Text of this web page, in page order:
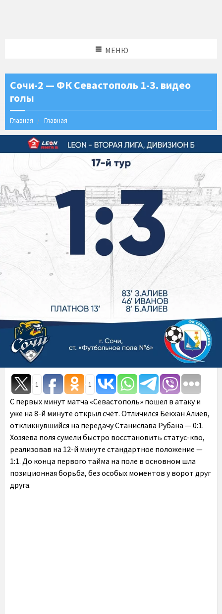
МЕНЮ
Сочи-2 — ФК Севастополь 1-3. видео
голы
Главная Главная
1 1
С первых минут матча «Севастополь» пошел в атаку и
уже на 8-й минуте открыл счёт. Отличился Бекхан Алиев,
откликнувшийся на передачу Станислава Рубана — 0:1.
Хозяева поля сумели быстро восстановить статус-кво,
реализовав на 12-й минуте стандартное положение —
1:1. До конца первого тайма на поле в основном шла
позиционная борьба, без особых моментов у ворот друг
друга.